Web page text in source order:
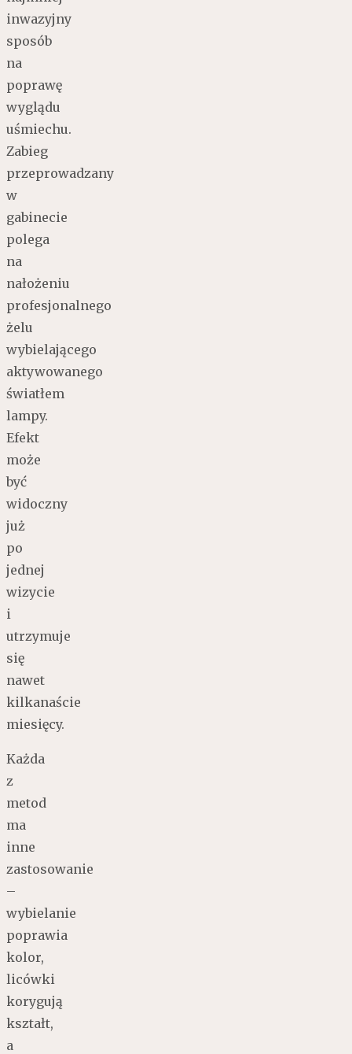
inwazyjny
sposób
na
poprawę
wyglądu
uśmiechu.
Zabieg
przeprowadzany
w
gabinecie
polega
na
nałożeniu
profesjonalnego
żelu
wybielającego
aktywowanego
światłem
lampy.
Efekt
może
być
widoczny
już
po
jednej
wizycie
i
utrzymuje
się
nawet
kilkanaście
miesięcy.
Każda
z
metod
ma
inne
zastosowanie
–
wybielanie
poprawia
kolor,
licówki
korygują
kształt,
a